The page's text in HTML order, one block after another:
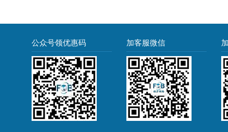
公众号领优惠码 加客服微信